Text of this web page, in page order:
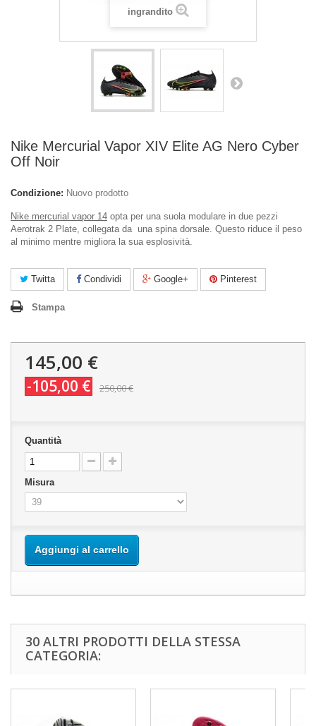
ingrandito
Nike Mercurial Vapor XIV Elite AG Nero Cyber
Off Noir
Condizione: Nuovo prodotto
Nike mercurial vapor 14 opta per una suola modulare in due pezzi
Aerotrak 2 Plate, collegata da una spina dorsale. Questo riduce il peso
al minimo mentre migliora la sua esplosività.
Twitta Condividi Google+ Pinterest
Stampa
145,00 €
-105,00 € 250,00 €
Quantità
Misura
Aggiungi al carrello
30 ALTRI PRODOTTI DELLA STESSA
CATEGORIA: